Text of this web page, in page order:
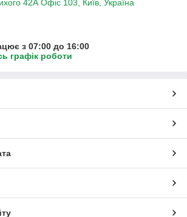
42А Офіс 103, Київ, Україна
з 07:00 до 16:00
графік роботи